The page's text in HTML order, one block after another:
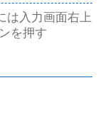
は入力画面右上
を押す